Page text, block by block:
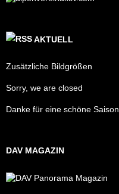
AKTUELL
Zusätzliche Bildgrößen
Sorry, we are closed
Danke für eine schöne Saison
DAV MAGAZIN